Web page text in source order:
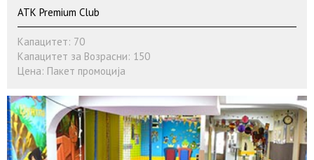
ATK Premium Club
Капацитет: 70
Капацитет за Возрасни: 150
Цена: Пакет промоција